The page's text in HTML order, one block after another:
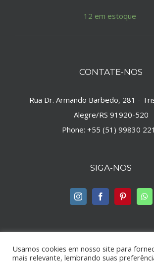
12 em estoque
CONTATE-NOS
Rua Dr. Armando Barbedo, 281 -
Alegre/RS 91920-520
Phone: +55 (51) 99830
SIGA-NOS
Usamos cookies em nosso site para
mais relevante, lembrando suas